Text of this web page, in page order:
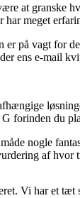
at granske
har meget
er på vagt for
ens e-mail
forinden du
nogle
af hvor
Vi har et